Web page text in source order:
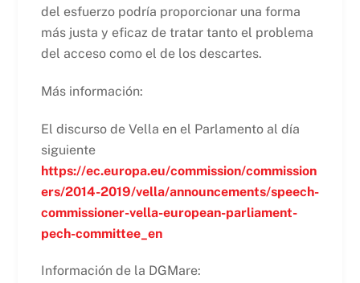
del esfuerzo podría proporcionar una forma
más justa y eficaz de tratar tanto el problema
del acceso como el de los descartes.
Más información:
El discurso de Vella en el Parlamento al día
siguiente
https://ec.europa.eu/commission/commission
ers/2014-2019/vella/announcements/speech-
commissioner-vella-european-parliament-
pech-committee_en
Información de la DGMare: